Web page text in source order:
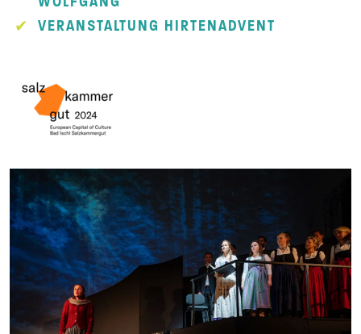
VERANSTALTUNG HIRTENADVENT